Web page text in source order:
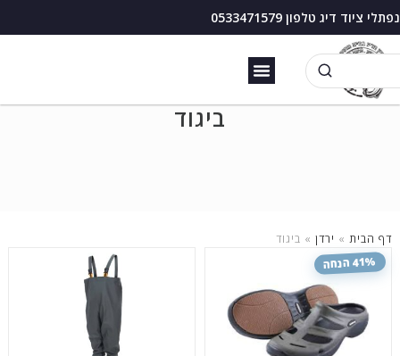
נפתלי ציוד דיג טלפון 0533471579
ביגוד
דף הבית» ירדן» ביגוד
41% הנחה